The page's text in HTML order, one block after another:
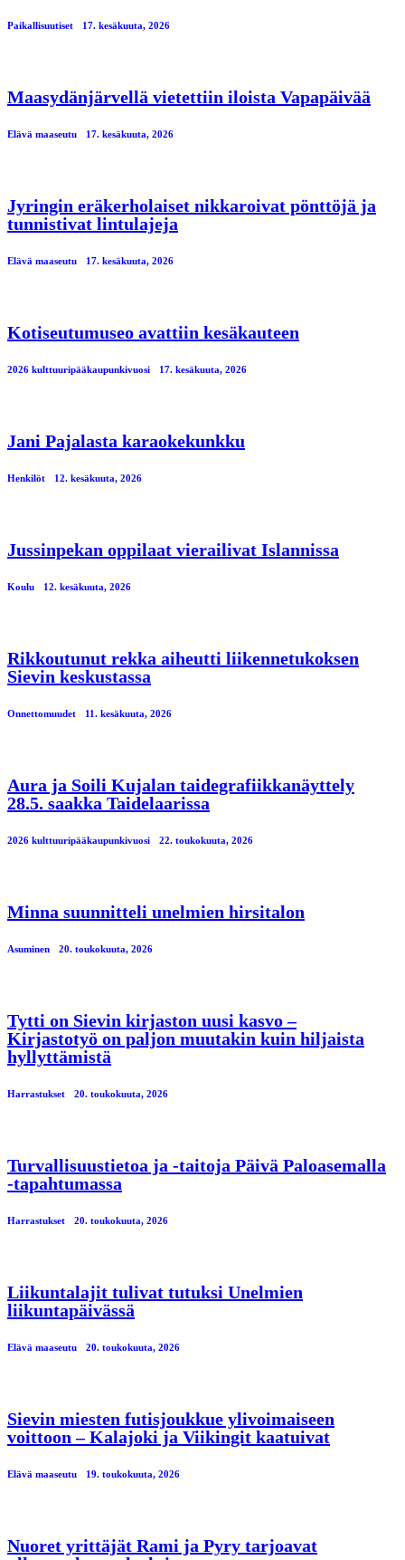
Paikallisuutiset 17. kesäkuuta, 2026
Maasydänjärvellä vietettiin iloista Vapapäivää
Elävä maaseutu 17. kesäkuuta, 2026
Jyringin eräkerholaiset nikkaroivat pönttöjä ja
tunnistivat lintulajeja
Elävä maaseutu 17. kesäkuuta, 2026
Kotiseutumuseo avattiin kesäkauteen
2026 kulttuuripääkaupunkivuosi 17. kesäkuuta, 2026
Jani Pajalasta karaokekunkku
Henkilöt 12. kesäkuuta, 2026
Jussinpekan oppilaat vierailivat Islannissa
Koulu 12. kesäkuuta, 2026
Rikkoutunut rekka aiheutti liikennetukoksen
Sievin keskustassa
Onnettomuudet 11. kesäkuuta, 2026
Aura ja Soili Kujalan taidegrafiikkanäyttely
28.5. saakka Taidelaarissa
2026 kulttuuripääkaupunkivuosi 22. toukokuuta, 2026
Minna suunnitteli unelmien hirsitalon
Asuminen 20. toukokuuta, 2026
Tytti on Sievin kirjaston uusi kasvo –
Kirjastotyö on paljon muutakin kuin hiljaista
hyllyttämistä
Harrastukset 20. toukokuuta, 2026
Turvallisuustietoa ja -taitoja Päivä Paloasemalla
-tapahtumassa
Harrastukset 20. toukokuuta, 2026
Liikuntalajit tulivat tutuksi Unelmien
liikuntapäivässä
Elävä maaseutu 20. toukokuuta, 2026
Sievin miesten futisjoukkue ylivoimaiseen
voittoon – Kalajoki ja Viikingit kaatuivat
Elävä maaseutu 19. toukokuuta, 2026
Nuoret yrittäjät Rami ja Pyry tarjoavat